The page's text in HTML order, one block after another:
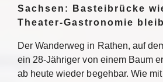
Sachsen: Basteibrücke
Theater-Gastronomie
Der Wanderweg in Rathen, auf
ein 28-Jähriger von einem Baum
ab heute wieder begehbar. Wie